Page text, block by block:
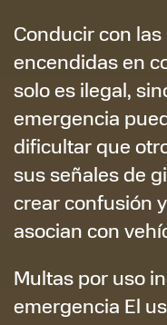
Conducir con
encendidas en
solo es ilegal,
emergencia
dificultar que
sus señales de
crear confusión
asocian con
Multas por uso
emergencia El